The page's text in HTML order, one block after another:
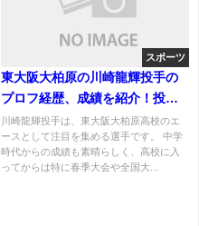
スポーツ
東大阪大柏原の川崎龍輝投手の
プロフ経歴、成績を紹介！投球
スタイル、中学での野球キャリ
ア！
川崎龍輝投手は、東大阪大柏原高校のエ
ースとして注目を集める選手です。 中学
時代からの成績も素晴らしく、高校に入
ってからは特に春季大会や全国大...